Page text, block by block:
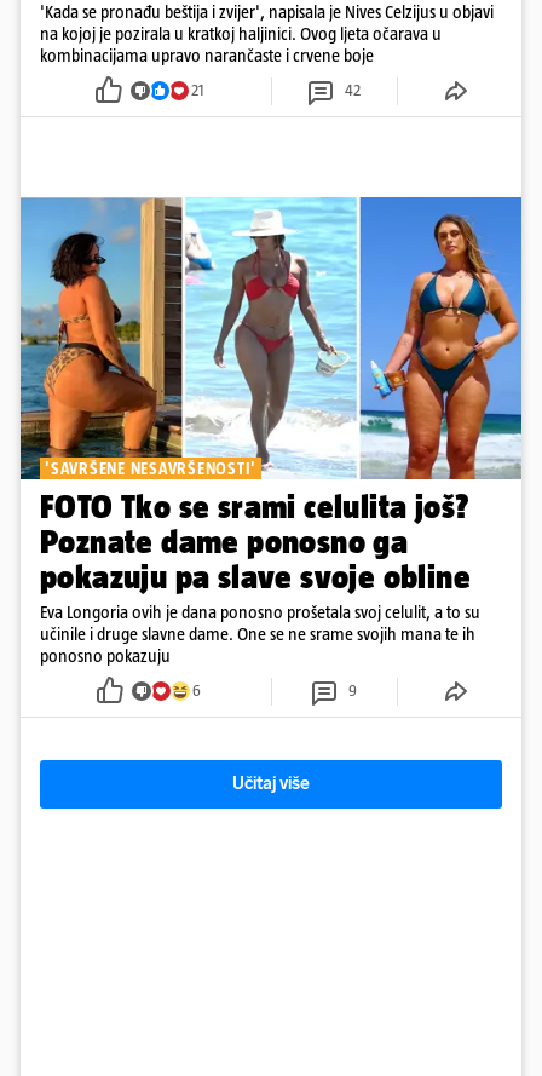
'Kada se pronađu beštija i zvijer', napisala je Nives Celzijus u objavi
na kojoj je pozirala u kratkoj haljinici. Ovog ljeta očarava u
kombinacijama upravo narančaste i crvene boje
21 42
'SAVRŠENE NESAVRŠENOSTI'
FOTO Tko se srami celulita još?
Poznate dame ponosno ga
pokazuju pa slave svoje obline
Eva Longoria ovih je dana ponosno prošetala svoj celulit, a to su
učinile i druge slavne dame. One se ne srame svojih mana te ih
ponosno pokazuju
6 9
Učitaj više